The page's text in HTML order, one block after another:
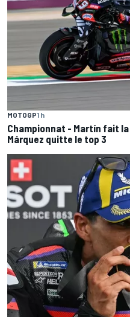
MOTOGP1 h
Championnat - Martín fait
Márquez quitte le top 3